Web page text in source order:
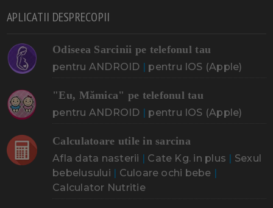
APLICATII DESPRECOPII
Odiseea Sarcinii pe telefonul tau
pentru ANDROID | pentru IOS (Apple)
"Eu, Mămica" pe telefonul tau
pentru ANDROID | pentru IOS (Apple)
Calculatoare utile in sarcina
Afla data nasterii | Cate Kg. in plus | Sexul
bebelusului | Culoare ochi bebe |
Calculator Nutritie